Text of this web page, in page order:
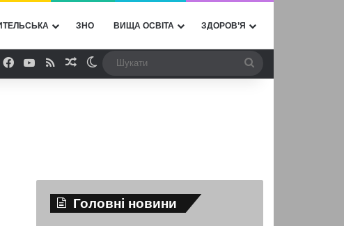
ЗНО ВИЩА ОСВІТА ЗДОРОВ’Я
Facebook
YouTube
RSSВипадкова стаття
Switch skin
Головні новини